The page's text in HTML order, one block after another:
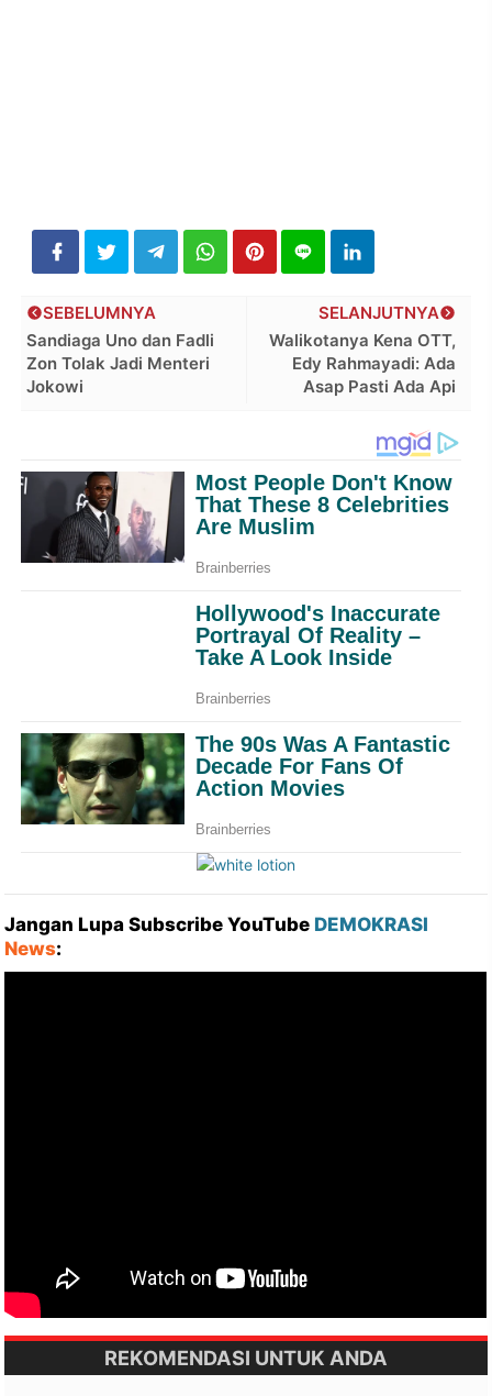
SELANJUTNYA
Walikotanya Kena OTT,
Edy Rahmayadi: Ada
Asap Pasti Ada Api
SEBELUMNYA
Sandiaga Uno dan Fadli
Zon Tolak Jadi Menteri
Jokowi
Jangan Lupa Subscribe YouTube DEMOKRASI
News:
REKOMENDASI UNTUK ANDA